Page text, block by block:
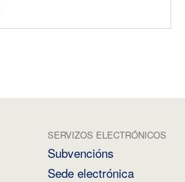
SERVIZOS ELECTRÓNICOS
Subvencións
Sede electrónica